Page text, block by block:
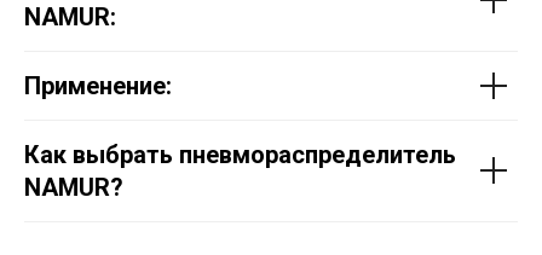
NAMUR:
Применение:
Как выбрать пневмораспределитель
NAMUR?